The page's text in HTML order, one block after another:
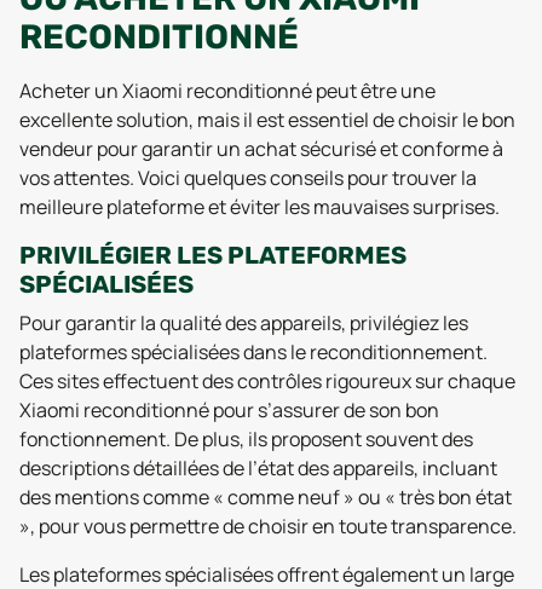
RECONDITIONNÉ
Acheter un Xiaomi reconditionné peut être une
excellente solution, mais il est essentiel de choisir le bon
vendeur pour garantir un achat sécurisé et conforme à
vos attentes. Voici quelques conseils pour trouver la
meilleure plateforme et éviter les mauvaises surprises.
PRIVILÉGIER LES PLATEFORMES
SPÉCIALISÉES
Pour garantir la qualité des appareils, privilégiez les
plateformes spécialisées dans le reconditionnement.
Ces sites effectuent des contrôles rigoureux sur chaque
Xiaomi reconditionné pour s’assurer de son bon
fonctionnement. De plus, ils proposent souvent des
descriptions détaillées de l’état des appareils, incluant
des mentions comme « comme neuf » ou « très bon état
», pour vous permettre de choisir en toute transparence.
Les plateformes spécialisées offrent également un large